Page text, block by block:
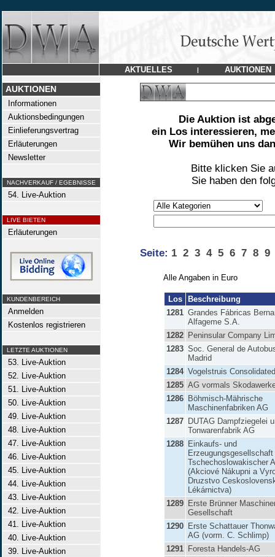
AKTUELLES | AUKTIONEN
AUKTIONEN
Informationen
Auktionsbedingungen
Einlieferungsvertrag
Erläuterungen
Newsletter
NACHVERKAUF / EGEBNISSE
54. Live-Auktion
LIVE BIETEN
Erläuterungen
KUNDENBEREICH
Anmelden
Kostenlos registrieren
LETZTE AUKTIONEN
53. Live-Auktion
52. Live-Auktion
51. Live-Auktion
50. Live-Auktion
49. Live-Auktion
48. Live-Auktion
47. Live-Auktion
46. Live-Auktion
45. Live-Auktion
44. Live-Auktion
43. Live-Auktion
42. Live-Auktion
41. Live-Auktion
40. Live-Auktion
39. Live-Auktion
Die Auktion ist
ein Los interessieren,
Wir bemühen uns
Bitte klicken Sie
Sie haben den
Seite: 1 2 3 4 5 6 7 8 9
Alle Angaben in Euro
Los
Beschreibung
1281 Grandes Fábricas
Alfageme S.A.
1282 Peninsular Company
1283 Soc. General de
Madrid
1284 Vogelstruis
1285 AG vormals
1286 Böhmisch-Mährische
Maschinenfabriken AG
1287 DUTAG Dampfziegelei
Tonwarenfabrik AG
1288 Einkaufs- und
Erzeugungsgesellschaft
Tschechoslowakischer
(Akciové Nákupni a
Druzstvo
Lékárnictva)
1289 Erste Brünner
Gesellschaft
1290 Erste Schattauer
AG (vorm. C. Schlimp)
1291 Foresta Handels-AG